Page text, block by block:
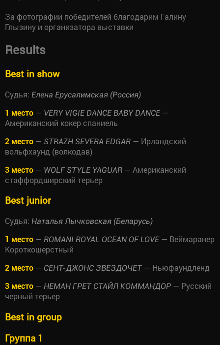
За фотографии победителей благодарим Галину
Глызину и организатора выставки
Results
Best in show
Судья: Елена Ерусалимская (Россия)
1 место — VERY VIGIE DANCE BABY DANCE —
Американский кокер спаниель
2 место — STRAZH SEVERA EDGAR — Ирландский
вольфхаунд (волкодав)
3 место — WOLF STYLE YAGUAR — Американский
стаффордширский терьер
Best junior
Судья: Наталья Лычковская (Беларусь)
1 место — ROMANI ROYAL OCEAN OF LOVE — Веймаранер
Короткошерстный
2 место — СЕНТ-ДЖОНС ЗВЕЗДОЧЕТ— Ньюфаундленд
3 место — НЕМАН ГРЕТ СТАЙЛ КОММАНДОР — Русский
черный терьер
Best in group
Группа 1